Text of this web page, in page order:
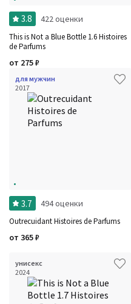
3.8 422 оценки
This is Not a Blue Bottle 1.6 Histoires
de Parfums
от 275₽
для мужчин
2017
3.7 494 оценки
Outrecuidant Histoires de Parfums
от 365₽
унисекс
2024